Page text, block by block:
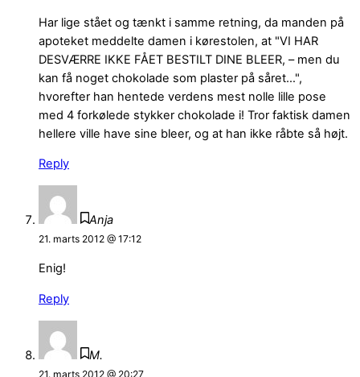
Har lige stået og tænkt i samme retning, da manden på
apoteket meddelte damen i kørestolen, at "VI HAR
DESVÆRRE IKKE FÅET BESTILT DINE BLEER, – men du
kan få noget chokolade som plaster på såret…",
hvorefter han hentede verdens mest nolle lille pose
med 4 forkølede stykker chokolade i! Tror faktisk damen
hellere ville have sine bleer, og at han ikke råbte så højt.
Reply
Anja
21. marts 2012 @ 17:12
Enig!
Reply
M.
21. marts 2012 @ 20:27